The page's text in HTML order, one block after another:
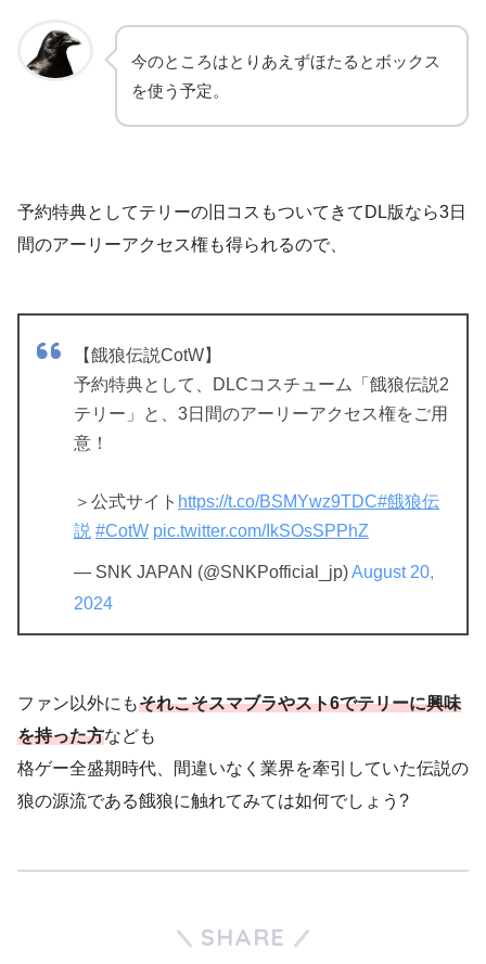
今のところはとりあえずほたるとボックス
を使う予定。
予約特典としてテリーの旧コスもついてきてDL版なら3日
間のアーリーアクセス権も得られるので、
【餓狼伝説CotW】
予約特典として、DLCコスチューム「餓狼伝説2
テリー」と、3日間のアーリーアクセス権をご用
意！
＞公式サイト https://t.co/BSMYwz9TDC#餓狼伝
説 #CotW pic.twitter.com/IkSOsSPPhZ
— SNK JAPAN (@SNKPofficial_jp)August 20,
2024
ファン以外にもそれこそスマブラやスト6でテリーに興味
を持った方なども
格ゲー全盛期時代、間違いなく業界を牽引していた伝説の
狼の源流である餓狼に触れてみては如何でしょう?
SHARE